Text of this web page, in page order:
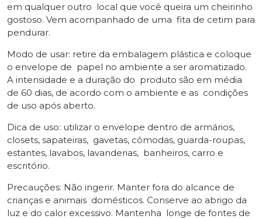
em qualquer outro local que você queira um cheirinho
gostoso. Vem acompanhado de uma fita de cetim para
pendurar.
Modo de usar: retire da embalagem plástica e coloque
o envelope de papel no ambiente a ser aromatizado.
A intensidade e a duração do produto são em média
de 60 dias, de acordo com o ambiente e as condições
de uso após aberto.
Dica de uso: utilizar o envelope dentro de armários,
closets, sapateiras, gavetas, cômodas, guarda-roupas,
estantes, lavabos, lavanderias, banheiros, carro e
escritório.
Precauções: Não ingerir. Manter fora do alcance de
crianças e animais domésticos. Conserve ao abrigo da
luz e do calor excessivo. Mantenha longe de fontes de